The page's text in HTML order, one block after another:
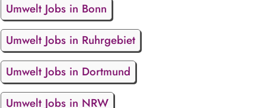
Umwelt Jobs in Bonn
Umwelt Jobs in Ruhrgebiet
Umwelt Jobs in Dortmund
Umwelt Jobs in NRW